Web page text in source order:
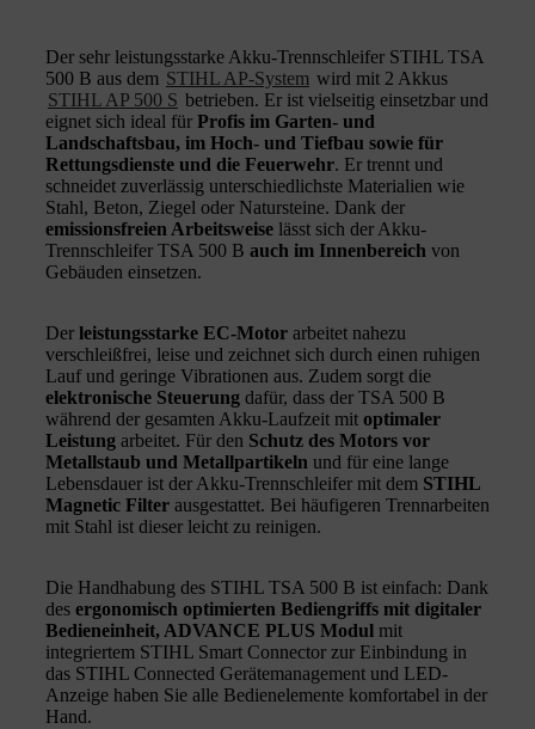
Der sehr leistungsstarke Akku-Trennschleifer STIHL TSA
500 B aus dem STIHL AP-System wird mit 2 Akkus
STIHL AP 500 S betrieben. Er ist vielseitig einsetzbar und
eignet sich ideal für Profis im Garten- und
Landschaftsbau, im Hoch- und Tiefbau sowie für
Rettungsdienste und die Feuerwehr. Er trennt und
schneidet zuverlässig unterschiedlichste Materialien wie
Stahl, Beton, Ziegel oder Natursteine. Dank der
emissionsfreien Arbeitsweise lässt sich der Akku-
Trennschleifer TSA 500 B auch im Innenbereich von
Gebäuden einsetzen.
Der leistungsstarke EC-Motor arbeitet nahezu
verschleißfrei, leise und zeichnet sich durch einen ruhigen
Lauf und geringe Vibrationen aus. Zudem sorgt die
elektronische Steuerung dafür, dass der TSA 500 B
während der gesamten Akku-Laufzeit mit optimaler
Leistung arbeitet. Für den Schutz des Motors vor
Metallstaub und Metallpartikeln und für eine lange
Lebensdauer ist der Akku-Trennschleifer mit dem STIHL
Magnetic Filter ausgestattet. Bei häufigeren Trennarbeiten
mit Stahl ist dieser leicht zu reinigen.
Die Handhabung des STIHL TSA 500 B ist einfach: Dank
des ergonomisch optimierten Bediengriffs mit digitaler
Bedieneinheit, ADVANCE PLUS Modul mit
integriertem STIHL Smart Connector zur Einbindung in
das STIHL Connected Gerätemanagement und LED-
Anzeige haben Sie alle Bedienelemente komfortabel in der
Hand.